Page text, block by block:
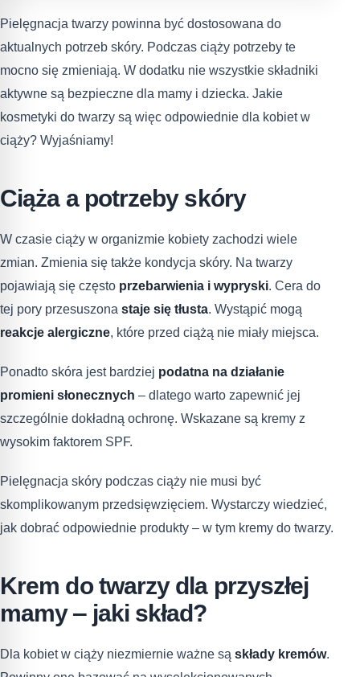
Pielęgnacja twarzy powinna być dostosowana do
aktualnych potrzeb skóry. Podczas ciąży potrzeby te
mocno się zmieniają. W dodatku nie wszystkie składniki
aktywne są bezpieczne dla mamy i dziecka. Jakie
kosmetyki do twarzy są więc odpowiednie dla kobiet w
ciąży? Wyjaśniamy!
Ciąża a potrzeby skóry
W czasie ciąży w organizmie kobiety zachodzi wiele
zmian. Zmienia się także kondycja skóry. Na twarzy
pojawiają się często przebarwienia i wypryski. Cera do
tej pory przesuszona staje się tłusta. Wystąpić mogą
reakcje alergiczne, które przed ciążą nie miały miejsca.
Ponadto skóra jest bardziej podatna na działanie
promieni słonecznych – dlatego warto zapewnić jej
szczególnie dokładną ochronę. Wskazane są kremy z
wysokim faktorem SPF.
Pielęgnacja skóry podczas ciąży nie musi być
skomplikowanym przedsięwzięciem. Wystarczy wiedzieć,
jak dobrać odpowiednie produkty – w tym kremy do twarzy.
Krem do twarzy dla przyszłej
mamy ‒ jaki skład?
Dla kobiet w ciąży niezmiernie ważne są składy kremów.